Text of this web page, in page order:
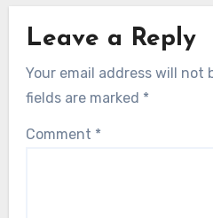
Leave a Reply
Your email address will not
fields are marked *
Comment *